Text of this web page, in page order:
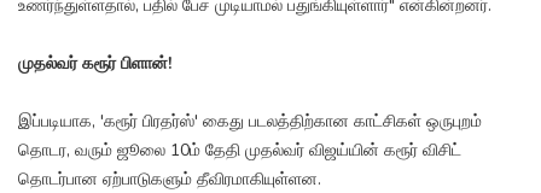
உணர்ந்துள்ளதால், பதில் பேச முடியாமல் பதுங்கியுள்ளார்" என்கின்றனர்.
முதல்வர் கரூர் பிளான்!
இப்படியாக, 'கரூர் பிரதர்ஸ்' கைது படலத்திற்கான காட்சிகள் ஒருபுறம்
தொடர, வரும் ஜூலை 10ம் தேதி முதல்வர் விஜய்யின் கரூர் விசிட்
தொடர்பான ஏற்பாடுகளும் தீவிரமாகியுள்ளன.